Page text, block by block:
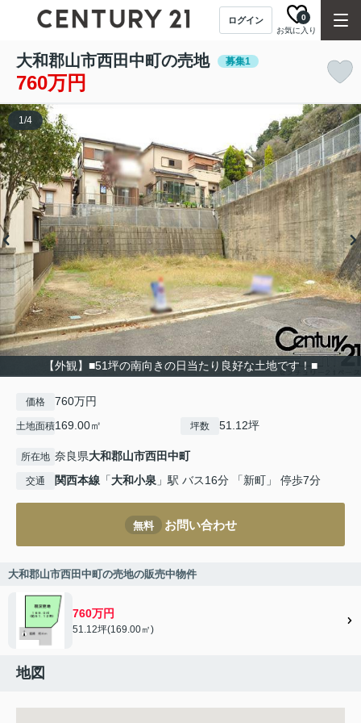
ログイン
お気に入り
0
大和郡山市西田中町の売地 募集1
760万円
【外観】■51坪の南向きの日当たり良好な土地です！■
1/4
価格 760万円
土地面積169.00㎡ 坪数 51.12坪
所在地 奈良県大和郡山市西田中町
交通 関西本線 「大和小泉 」駅 バス16分 「新町」 停歩7分
無料 お問い合わせ
大和郡山市西田中町の売地の販売中物件
760万円
51.12坪(169.00㎡)
地図